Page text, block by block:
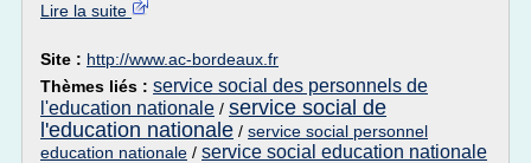
Lire la suite
Site : http://www.ac-bordeaux.fr
Thèmes liés : service social des personnels de
l'education nationale / service social de
l'education nationale / service social personnel
education nationale / service social education nationale